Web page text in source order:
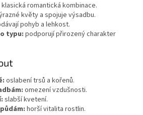
klasická romantická kombinace.
květy a spojuje výsadbu.
pohyb a lehkost.
typu:podporují přirozený charakter
oslabení trsů a kořenů.
omezení vzdušnosti.
slabší kvetení.
horší vitalita rostlin.